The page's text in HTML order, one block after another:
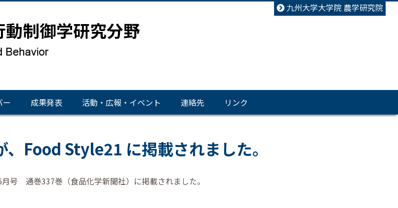
九州大学大学院 農学研究院
ー 成果発表 活動・広報・イベント 連絡先 リンク
Food Style21 に掲載されました。
通巻337巻（食品化学新聞社）に掲載されました。